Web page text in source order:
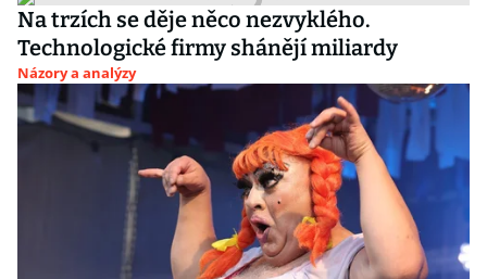
Na trzích se děje něco nezvyklého.
Technologické firmy shánějí miliardy
Názory a analýzy